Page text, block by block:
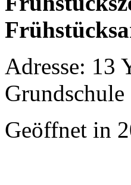
Adresse: 13
Grundschule
Geöffnet in